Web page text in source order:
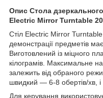
Опис Стола
Electric Mirror Turntable
Стіл Electric Mirror
демонстрації предметів
Виготовлений із міцного
кілограмів. Максимальне
залежить від обраного
швидкий — 6-8 обертів/хв,
Для керування